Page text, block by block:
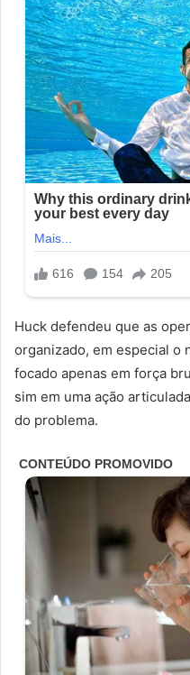
Huck defendeu que as
organizado, em especial o
focado apenas em força
sim em uma ação
do problema.